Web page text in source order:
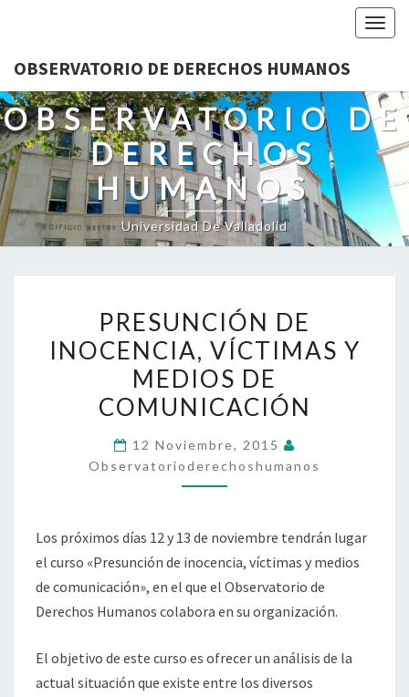
OBSERVATORIO DE DERECHOS HUMANOS
OBSERVATORIO DE
DERECHOS
HUMANOS
Universidad De Valladolid
DE
INOCENCIA,
VÍCTIMAS
Y
DE
COMUNICACIÓN
PRESUNCIÓN DE
INOCENCIA, VÍCTIMAS Y
MEDIOS DE
COMUNICACIÓN
12 Noviembre, 2015
Observatorioderechoshumanos
Los próximos días 12 y 13 de noviembre tendrán lugar
el curso «Presunción de inocencia, víctimas y medios
de comunicación», en el que el Observatorio de
Derechos Humanos colabora en su organización.
El objetivo de este curso es ofrecer un análisis de la
actual situación que existe entre los diversos